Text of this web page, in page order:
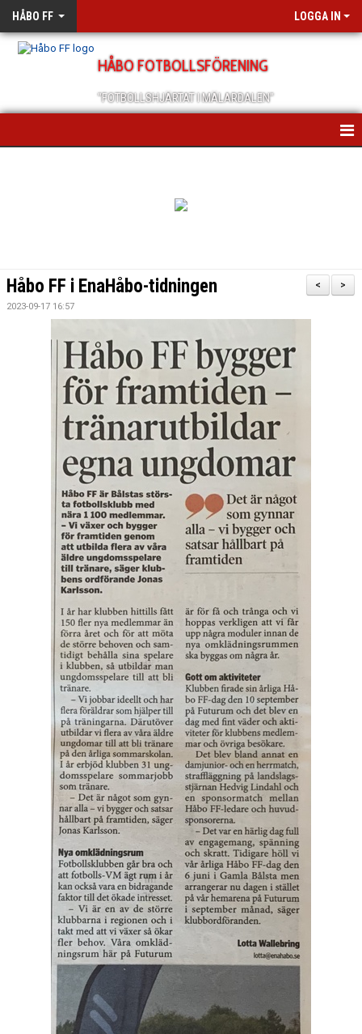
HÅBO FF LOGGA IN
HÅBO FOTBOLLSFÖRENING
"FOTBOLLSHJÄRTAT I MÄLARDALEN"
MEDLEMSBREV
ÅRSMÖTEN
FUTURUM KIOSK OCH KONFERENS
FOLKSAM FÖRSÄKRING SPELARE/LEDARE
>
<
Håbo FF i EnaHåbo-tidningen
2023-09-17 16:57